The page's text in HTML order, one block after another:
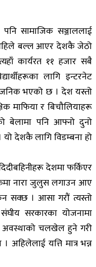
सामाजिक सञ्जाललाई
अहिले बल्ल आएर देशकै जेठो
त्यहाँ कार्यरत ११ हजार सबै
लागि इन्टरनेट
भएको छ । देश यस्तो
माफिया र बिचौलियाहरू
बेलामा पनि आफ्नो दुनो
देशकै लागि विडम्बना हो
देशमा फर्किएर
नारा जुलुस लगाउन आए
सक्छ । आसा गरौं त्यस्तो
सरकारका योजनामा
अवस्थाको चलखेल हुने गरी
यत्ति मात्र भन्न